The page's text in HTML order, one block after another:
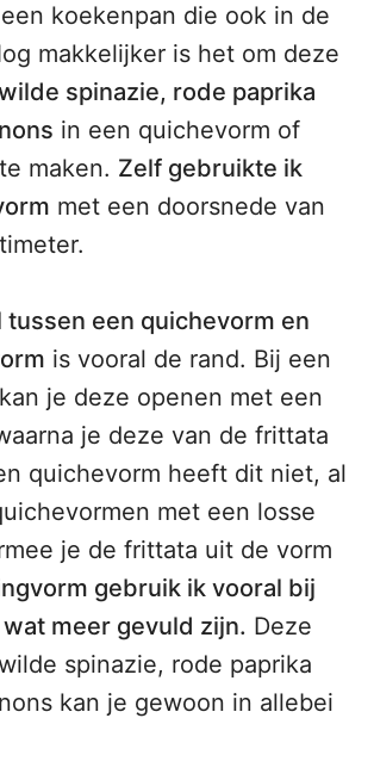
koekenpan die ook in de
makkelijker is het om deze
spinazie, rode paprika
in een quichevorm of
maken. Zelf gebruikte ik
met een doorsnede van
tussen een quichevorm en
is vooral de rand. Bij een
je deze openen met een
je deze van de frittata
quichevorm heeft dit niet, al
met een losse
je de frittata uit de vorm
gebruik ik vooral bij
meer gevuld zijn. Deze
spinazie, rode paprika
kan je gewoon in allebei